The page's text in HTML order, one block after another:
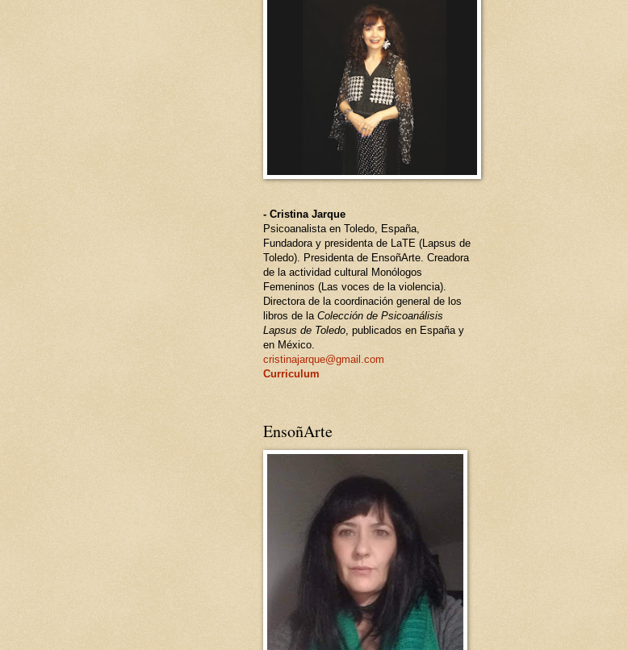
- Cristina Jarque
Psicoanalista en Toledo, España,
Fundadora y presidenta de LaTE (Lapsus de
Toledo). Presidenta de EnsoñArte. Creadora
de la actividad cultural Monólogos
Femeninos (Las voces de la violencia).
Directora de la coordinación general de los
libros de la Colección de Psicoanálisis
Lapsus de Toledo, publicados en España y
en México.
cristinajarque@gmail.com
Curriculum
EnsoñArte